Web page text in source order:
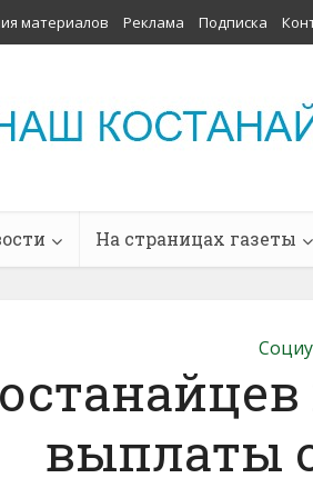
материалов Реклама Подписка
На страницах газеты
выплаты